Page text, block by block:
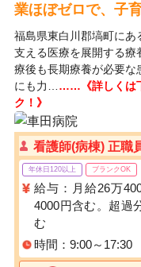
業ほぼゼロで、子
福島県東白川郡塙町にあ
支える医療を展開する療
療後も長期療養が必要な
にも力… ……《詳しくは
ク！》
看護師(病棟) 正職
年休日120以上 ブランクOK
給与：月給26万
4000円含む。超過
む
時間：9:00～17:30